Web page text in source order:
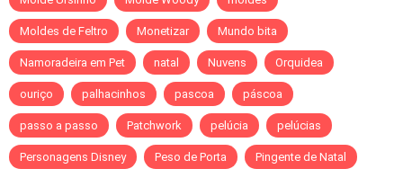
Moldes de Feltro Monetizar Mundo bita
Namoradeira em Pet natal Nuvens Orquidea
ouriço palhacinhos pascoa páscoa
passo a passo Patchwork pelúcia pelúcias
Personagens Disney Peso de Porta Pingente de Natal